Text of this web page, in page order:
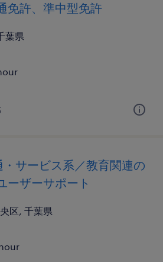
免許、準中型免許
葉県
サービス系／教育関連の
ーザーサポート
区, 千葉県